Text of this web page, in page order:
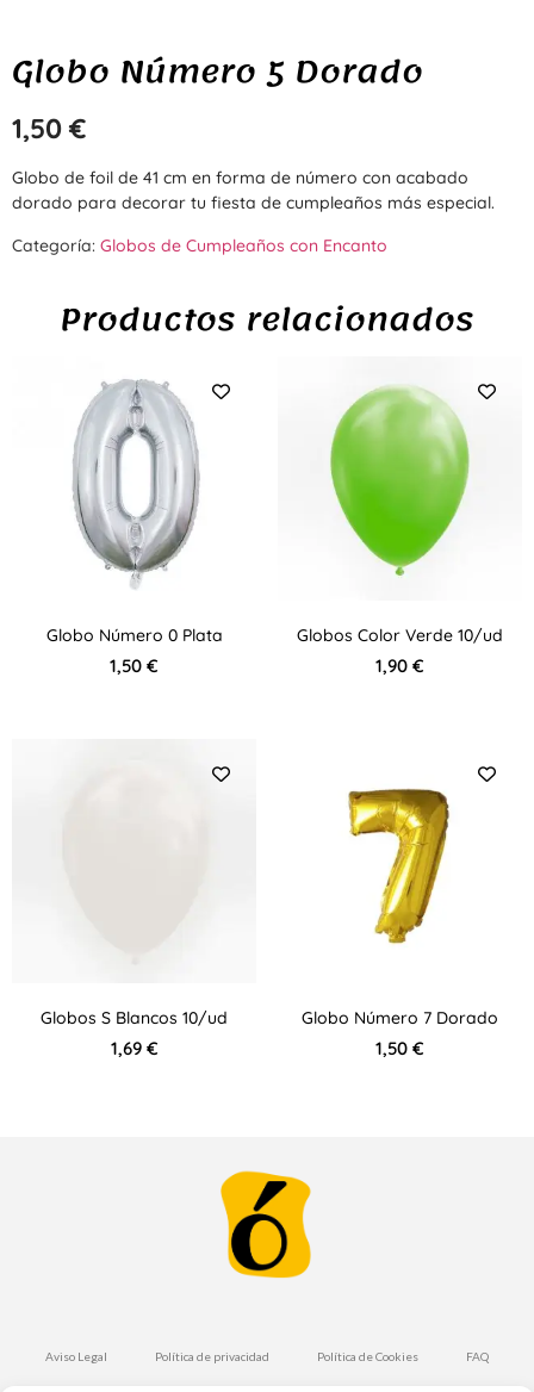
Globo Número 5 Dorado
1,50 €
Globo de foil de 41 cm en forma de número con acabado
dorado para decorar tu fiesta de cumpleaños más especial.
Categoría: Globos de Cumpleaños con Encanto
Productos relacionados
Globo Número 0 Plata
1,50€
Globos Color Verde 10/ud
1,90 €
Globos S Blancos 10/ud
1,69 €
Globo Número 7 Dorado
1,50 €
Aviso Legal Política de privacidad Política de Cookies FAQ